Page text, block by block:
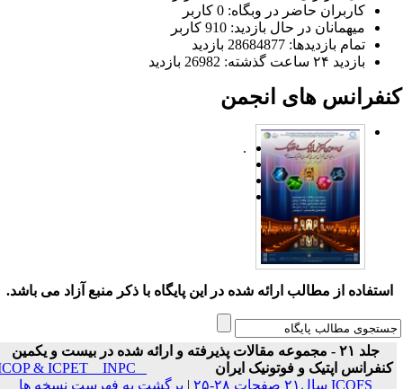
کاربران حاضر در وبگاه: 0 کاربر
میهمانان در حال بازدید: 910 کاربر
تمام بازدید‌ها: 28684877 بازدید
بازدید ۲۴ ساعت گذشته: 26982 بازدید
های انجمن
.
استفاده از مطالب ارائه شده در این پایگاه با ذکر منبع آزاد می باشد.
جلد ۲۱ - مجموعه مقالات پذیرفته و ارائه شده در بیست و یکمین
کنفرانس اپتیک و فوتونیک ایران
ICOP & ICPET _ INPC _
ICOFS سال۲۱ صفحات ۲۸-۲۵
|برگشت به فهرست نسخه ها